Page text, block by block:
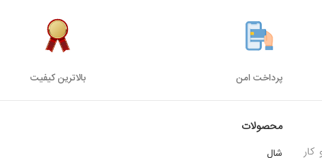
پرداخت امن بالاترین کیفیت
محصولات
شال